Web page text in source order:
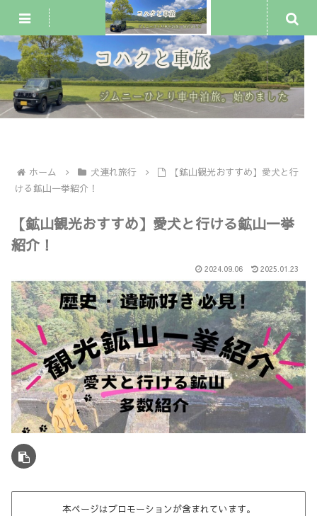
ジムニー車中泊・一人旅 犬連れ旅行 車中泊スポット
ホーム 犬連れ旅行
【鉱山観光おすすめ】愛犬と行
ける鉱山一挙紹介！
【鉱山観光おすすめ】愛犬と行ける鉱山一挙
紹介！
2024.09.06 2025.01.23
本ページはプロモーションが含まれています。